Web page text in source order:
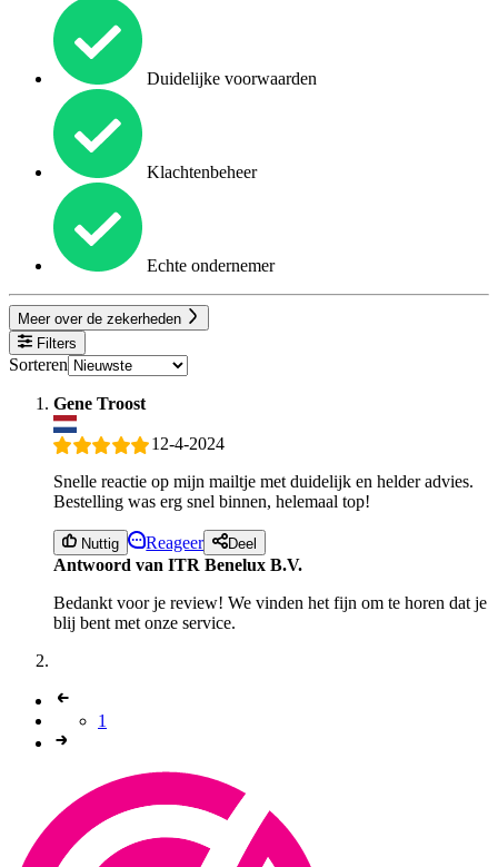
Duidelijke voorwaarden
Klachtenbeheer
Echte ondernemer
Meer over de zekerheden
Filters
Sorteren
Gene Troost
12-4-2024
Snelle reactie op mijn mailtje met duidelijk en helder advies.
Bestelling was erg snel binnen, helemaal top!
Nuttig Reageer Deel
Antwoord van ITR Benelux B.V.
Bedankt voor je review! We vinden het fijn om te horen dat je
blij bent met onze service.
1